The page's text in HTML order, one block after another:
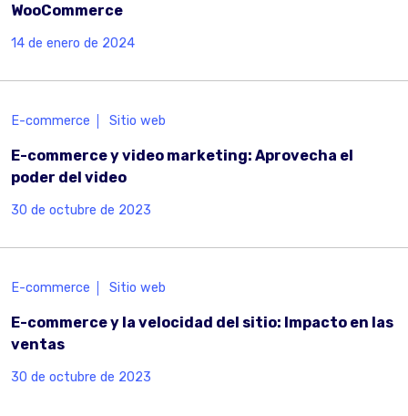
WooCommerce
14 de enero de 2024
E-commerce Sitio web
E-commerce y video marketing: Aprovecha el
poder del video
30 de octubre de 2023
E-commerce Sitio web
E-commerce y la velocidad del sitio: Impacto en las
ventas
30 de octubre de 2023